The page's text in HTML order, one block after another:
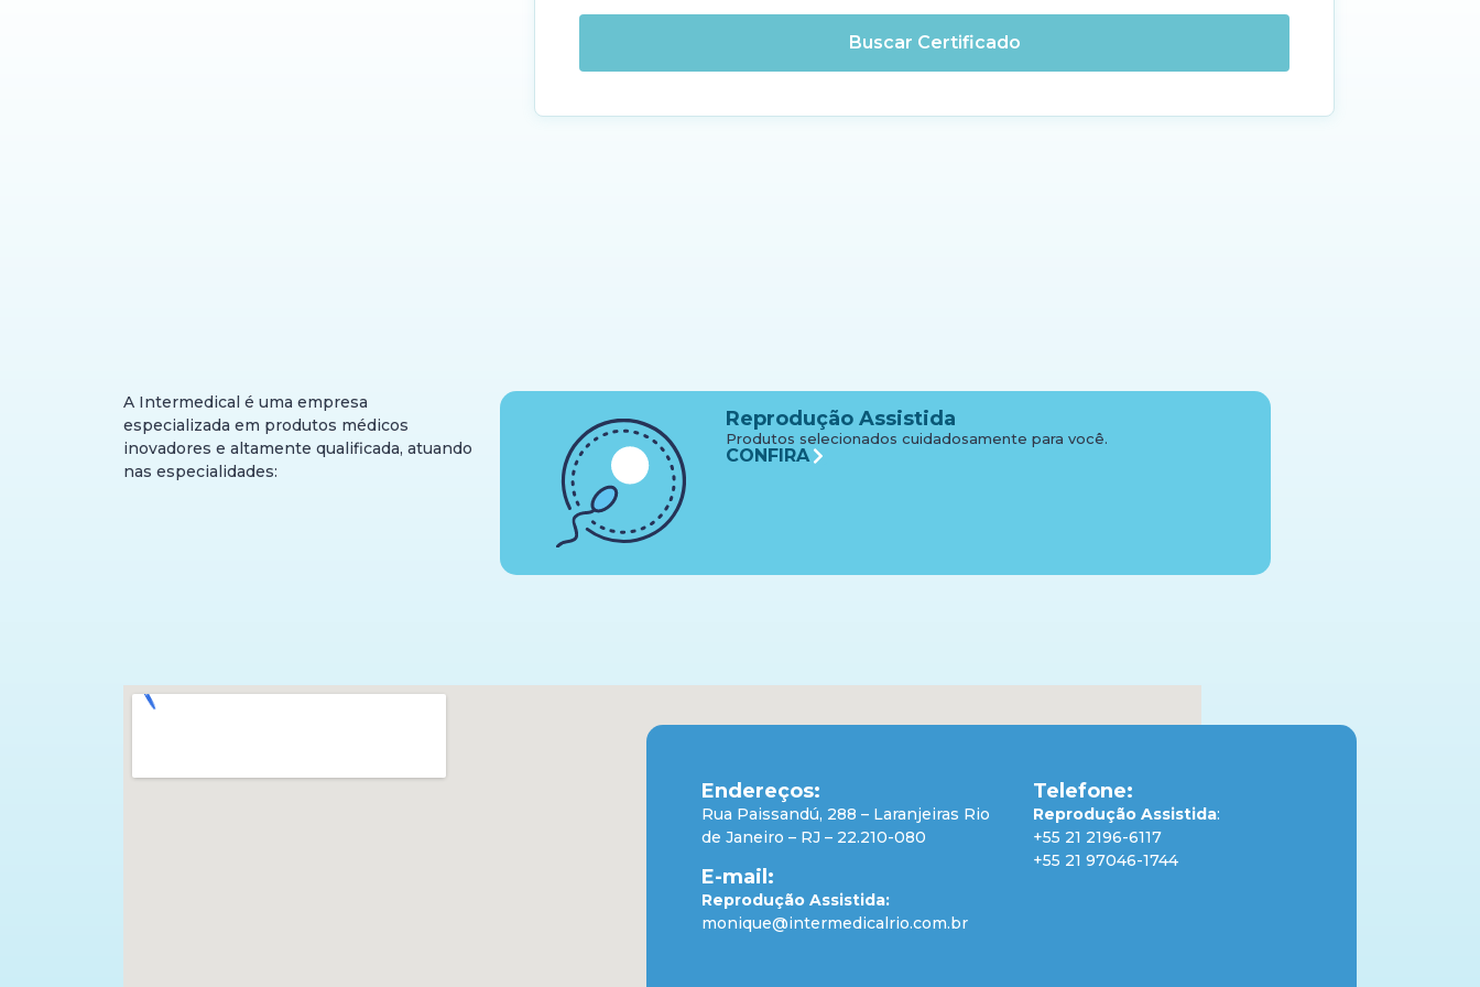
Buscar Certificado
A Intermedical é uma empresa
especializada em produtos médicos
inovadores e altamente qualificada, atuando
nas especialidades:
Reprodução Assistida
Produtos selecionados cuidadosamente para você.
CONFIRA
Endereços:
Rua Paissandú, 288 – Laranjeiras Rio
de Janeiro – RJ – 22.210-080
E-mail:
Reprodução Assistida:
monique@intermedicalrio.com.br
Telefone:
Reprodução Assistida:
+55 21 2196-6117
+55 21 97046-1744